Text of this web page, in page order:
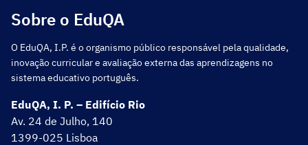
Sobre o EduQA
O EduQA, I.P. é o organismo público responsável pela qualidade,
inovação curricular e avaliação externa das aprendizagens no
sistema educativo português.
EduQA, I. P. – Edifício Rio
Av. 24 de Julho, 140
1399-025 Lisboa